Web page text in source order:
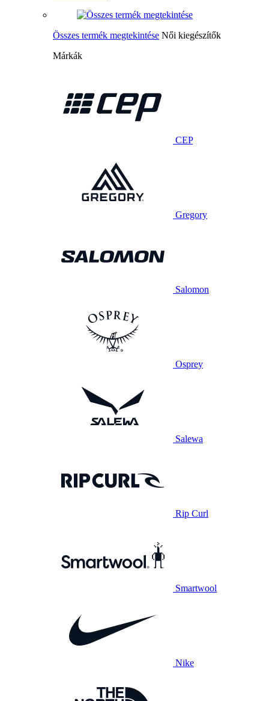
Összes termék megtekintése Női kiegészítők
Márkák
CEP
Gregory
Salomon
Osprey
Salewa
Rip Curl
Smartwool
Nike